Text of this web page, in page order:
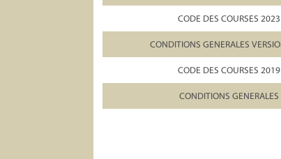
CODE DES COURSES 2023
CONDITIONS GENERALES
CODE DES COURSES 2019
CONDITIONS GENERALES